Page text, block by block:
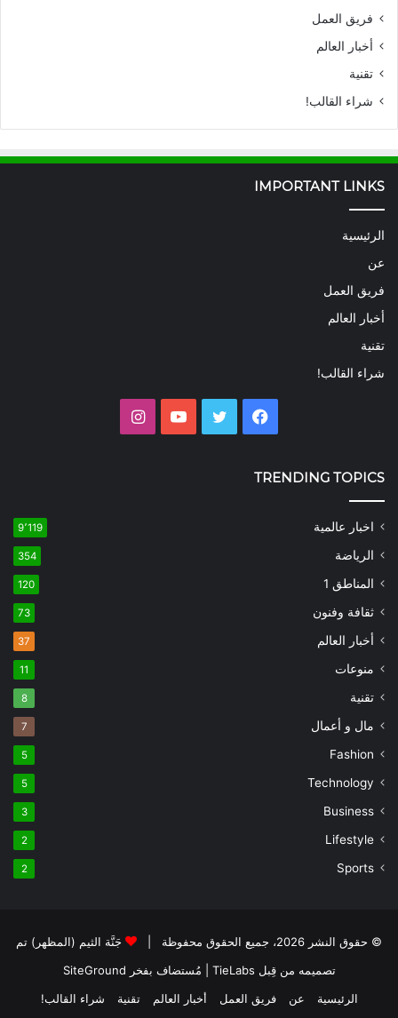
فريق العمل
أخبار العالم
تقنية
شراء القالب!
IMPORTANT LINKS
الرئيسية
عن
فريق العمل
أخبار العالم
تقنية
شراء القالب!
فيسبوك تويتر يوتيوب
TRENDING TOPICS
اخبار عالمية 9٬119
الرياضة 354
المناطق 1 120
ثقافة وفنون 73
أخبار العالم 37
منوعات 11
تقنية 8
مال و أعمال 7
Fashion
5
Technology
5
Business
3
Lifestyle
2
Sports
2
© حقوق النشر 2026، جميع الحقوق محفوظة |
جَنَّة الثيم (المظهر) تم
تصميمه من قِبل TieLabs
| مُستضاف بفخر SiteGround
الرئيسية
عن فريق العمل أخبار العالم تقنية شراء القالب!